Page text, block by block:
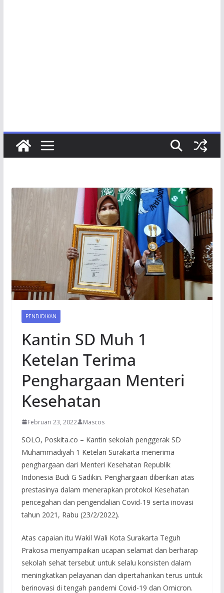
PENDIDIKAN
Kantin SD Muh 1
Ketelan Terima
Penghargaan Menteri
Kesehatan
Februari 23, 2022 Mascos
SOLO, Poskita.co – Kantin sekolah penggerak SD
Muhammadiyah 1 Ketelan Surakarta menerima
penghargaan dari Menteri Kesehatan Republik
Indonesia Budi G Sadikin. Penghargaan diberikan atas
prestasinya dalam menerapkan protokol Kesehatan
pencegahan dan pengendalian Covid-19 serta inovasi
tahun 2021, Rabu (23/2/2022).
Atas capaian itu Wakil Wali Kota Surakarta Teguh
Prakosa menyampaikan ucapan selamat dan berharap
sekolah sehat tersebut untuk selalu konsisten dalam
meningkatkan pelayanan dan dipertahankan terus untuk
berinovasi di tengah pandemi Covid-19 dan Omicron.